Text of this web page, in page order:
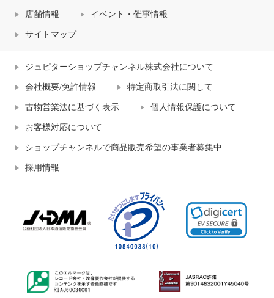
店舗情報 イベント・催事情報
サイトマップ
ジュピターショップチャンネル株式会社について
会社概要/免許情報 特定商取引法に関して
古物営業法に基づく表示 個人情報保護について
お客様対応について
ショップチャンネルで商品販売希望の事業者募集中
採用情報